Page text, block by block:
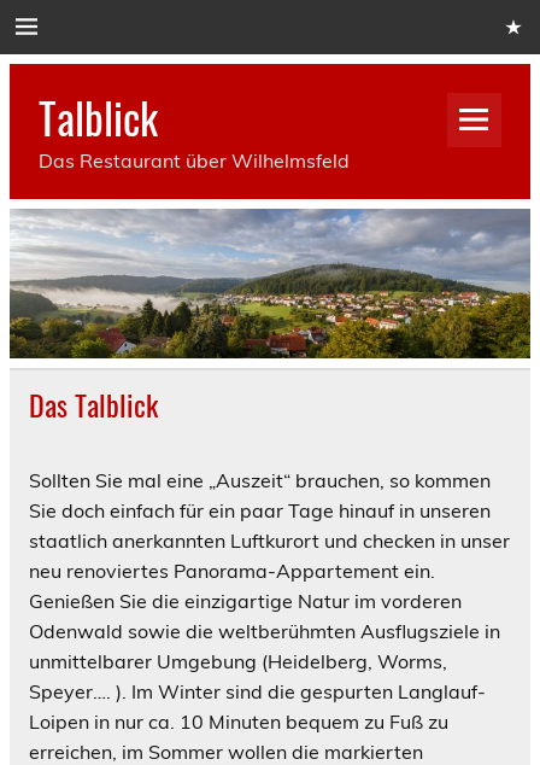
to
Talblick
Das Restaurant über Wilhelmsfeld
Das Talblick
Sollten Sie mal eine „Auszeit“ brauchen, so kommen
Sie doch einfach für ein paar Tage hinauf in unseren
staatlich anerkannten Luftkurort und checken in unser
neu renoviertes Panorama-Appartement ein.
Genießen Sie die einzigartige Natur im vorderen
Odenwald sowie die weltberühmten Ausflugsziele in
unmittelbarer Umgebung (Heidelberg, Worms,
Speyer…. ). Im Winter sind die gespurten Langlauf-
Loipen in nur ca. 10 Minuten bequem zu Fuß zu
erreichen, im Sommer wollen die markierten